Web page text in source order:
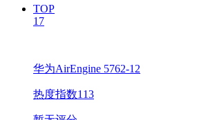
TOP
17
华为AirEngine 5762-12
热度指数113